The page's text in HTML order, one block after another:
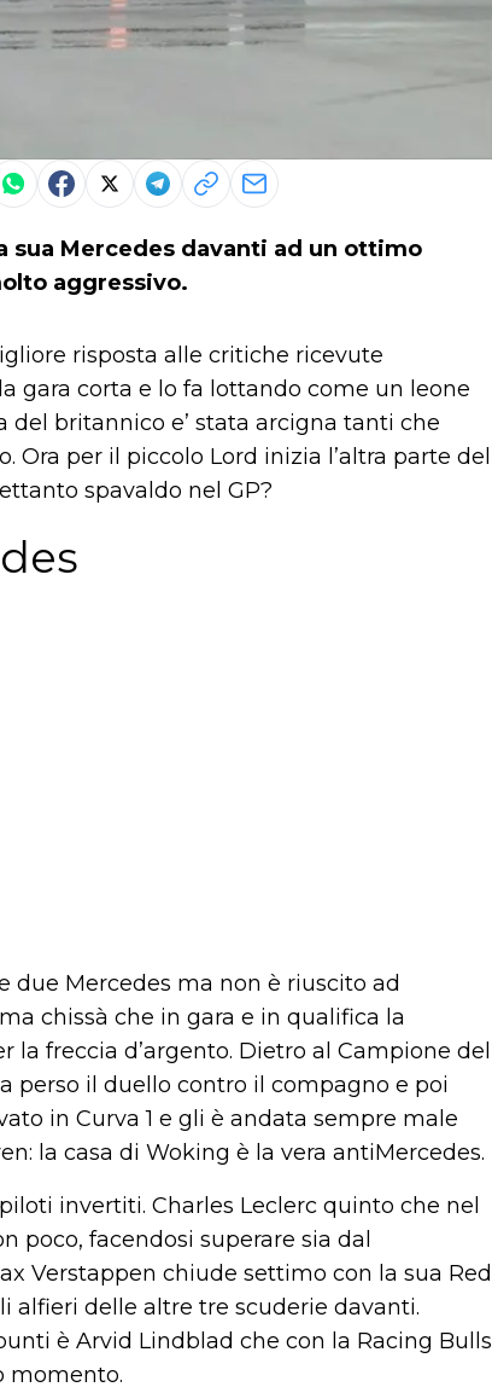
sua Mercedes davanti ad un ottimo
aggressivo.
risposta alle critiche ricevute
gara corta e lo fa lottando come un leone
britannico e’ stata arcigna tanti che
Ora per il piccolo Lord inizia l’altra parte del
spavaldo nel GP?
due Mercedes ma non è riuscito ad
chissà che in gara e in qualifica la
freccia d’argento. Dietro al Campione del
perso il duello contro il compagno e poi
in Curva 1 e gli è andata sempre male
la casa di Woking è la vera antiMercedes.
invertiti. Charles Leclerc quinto che nel
poco, facendosi superare sia dal
Verstappen chiude settimo con la sua Red
alfieri delle altre tre scuderie davanti.
è Arvid Lindblad che con la Racing Bulls
momento.